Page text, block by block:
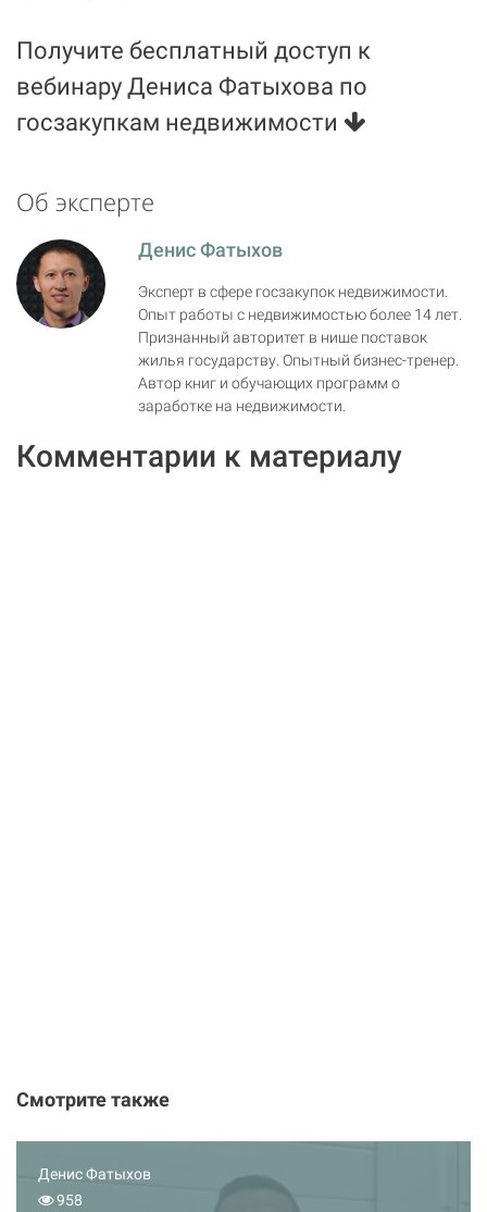
Получите бесплатный доступ к
вебинару Дениса Фатыхова по
госзакупкам недвижимости
Об эксперте
Денис Фатыхов
Эксперт в сфере госзакупок недвижимости.
Опыт работы с недвижимостью более 14 лет.
Признанный авторитет в нише поставок
жилья государству. Опытный бизнес-тренер.
Автор книг и обучающих программ о
заработке на недвижимости.
Комментарии к материалу
Смотрите также
Денис Фатыхов
958